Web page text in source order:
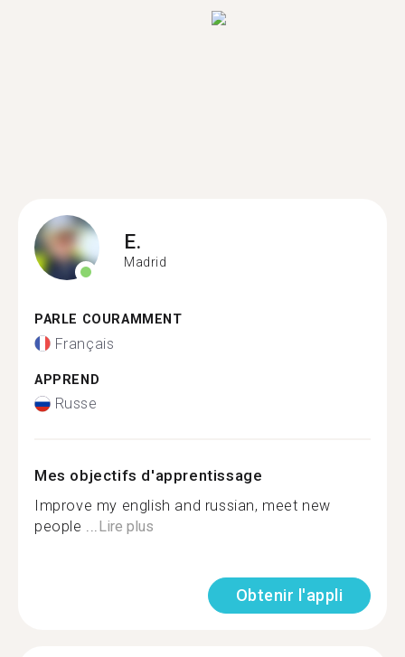
E.
Madrid
PARLE COURAMMENT
Français
APPREND
Russe
Mes objectifs d'apprentissage
Improve my english and russian, meet new
people ...Lire plus
Obtenir l'appli